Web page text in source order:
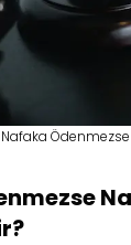
Nafaka Ödenmezse